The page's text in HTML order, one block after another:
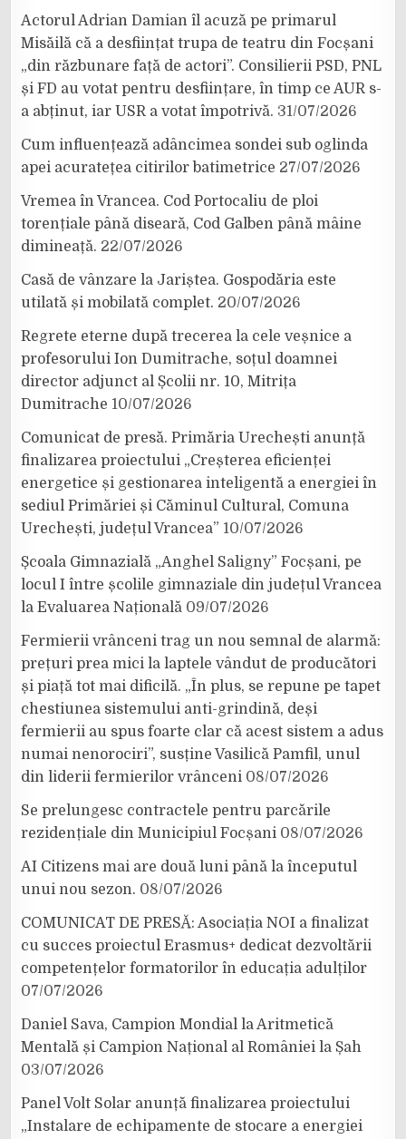
Actorul Adrian Damian îl acuză pe primarul
Misăilă că a desființat trupa de teatru din Focșani
„din răzbunare față de actori”. Consilierii PSD, PNL
și FD au votat pentru desființare, în timp ce AUR s-
a abținut, iar USR a votat împotrivă. 31/07/2026
Cum influențează adâncimea sondei sub oglinda
apei acuratețea citirilor batimetrice 27/07/2026
Vremea în Vrancea. Cod Portocaliu de ploi
torențiale până diseară, Cod Galben până mâine
dimineață. 22/07/2026
Casă de vânzare la Jariștea. Gospodăria este
utilată și mobilată complet. 20/07/2026
Regrete eterne după trecerea la cele veșnice a
profesorului Ion Dumitrache, soțul doamnei
director adjunct al Școlii nr. 10, Mitrița
Dumitrache 10/07/2026
Comunicat de presă. Primăria Urechești anunță
finalizarea proiectului „Creșterea eficienței
energetice și gestionarea inteligentă a energiei în
sediul Primăriei și Căminul Cultural, Comuna
Urechești, județul Vrancea” 10/07/2026
Școala Gimnazială „Anghel Saligny” Focșani, pe
locul I între școlile gimnaziale din județul Vrancea
la Evaluarea Națională 09/07/2026
Fermierii vrânceni trag un nou semnal de alarmă:
prețuri prea mici la laptele vândut de producători
și piață tot mai dificilă. „În plus, se repune pe tapet
chestiunea sistemului anti-grindină, deși
fermierii au spus foarte clar că acest sistem a adus
numai nenorociri”, susține Vasilică Pamfil, unul
din liderii fermierilor vrânceni 08/07/2026
Se prelungesc contractele pentru parcările
rezidențiale din Municipiul Focșani 08/07/2026
AI Citizens mai are două luni până la începutul
unui nou sezon. 08/07/2026
COMUNICAT DE PRESĂ: Asociația NOI a finalizat
cu succes proiectul Erasmus+ dedicat dezvoltării
competențelor formatorilor în educația adulților
07/07/2026
Daniel Sava, Campion Mondial la Aritmetică
Mentală și Campion Național al României la Șah
03/07/2026
Panel Volt Solar anunță finalizarea proiectului
„Instalare de echipamente de stocare a energiei